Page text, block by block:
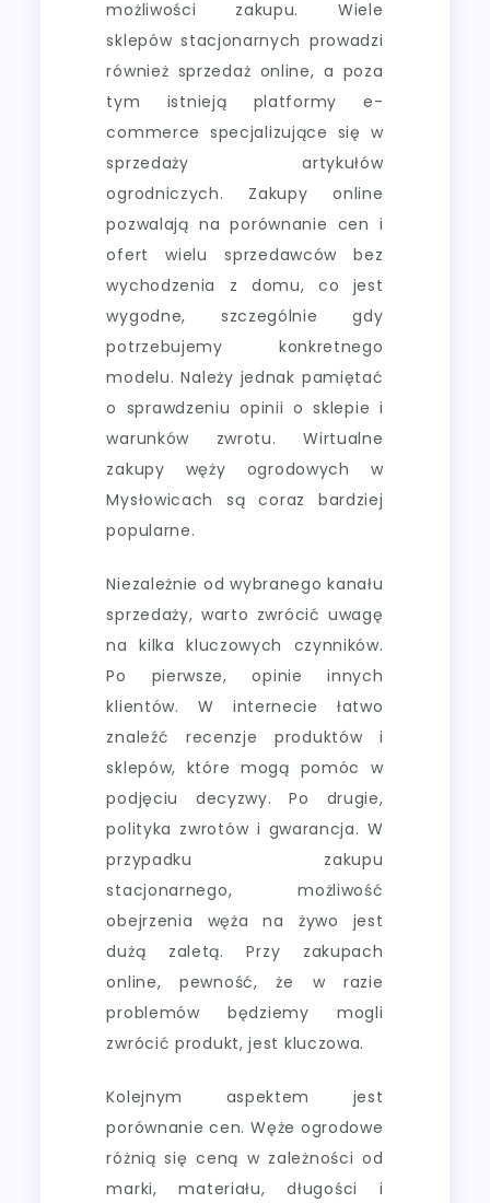
możliwości zakupu. Wiele
sklepów stacjonarnych prowadzi
również sprzedaż online, a poza
tym istnieją platformy e-
commerce specjalizujące się w
sprzedaży artykułów
ogrodniczych. Zakupy online
pozwalają na porównanie cen i
ofert wielu sprzedawców bez
wychodzenia z domu, co jest
wygodne, szczególnie gdy
potrzebujemy konkretnego
modelu. Należy jednak pamiętać
o sprawdzeniu opinii o sklepie i
warunków zwrotu. Wirtualne
zakupy węży ogrodowych w
Mysłowicach są coraz bardziej
popularne.
Niezależnie od wybranego kanału
sprzedaży, warto zwrócić uwagę
na kilka kluczowych czynników.
Po pierwsze, opinie innych
klientów. W internecie łatwo
znaleźć recenzje produktów i
sklepów, które mogą pomóc w
podjęciu decyzwy. Po drugie,
polityka zwrotów i gwarancja. W
przypadku zakupu
stacjonarnego, możliwość
obejrzenia węża na żywo jest
dużą zaletą. Przy zakupach
online, pewność, że w razie
problemów będziemy mogli
zwrócić produkt, jest kluczowa.
Kolejnym aspektem jest
porównanie cen. Węże ogrodowe
różnią się ceną w zależności od
marki, materiału, długości i